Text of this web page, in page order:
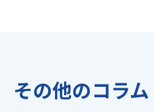
その他のコラム